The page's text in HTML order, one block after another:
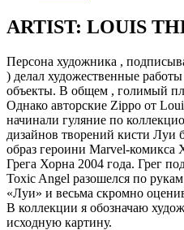
ARTIST: LOUIS
Персона художника ,
) делал художественные
объекты. В общем , голимый
Однако авторские Zippo от
начинали гуляние по
дизайнов творений кисти Луи
образ героини Marvel-
Грега Хорна 2004 года. Грег
Toxic Angel разошелся по
«Луи» и весьма скромно
В коллекции я обозначаю
исходную картину.